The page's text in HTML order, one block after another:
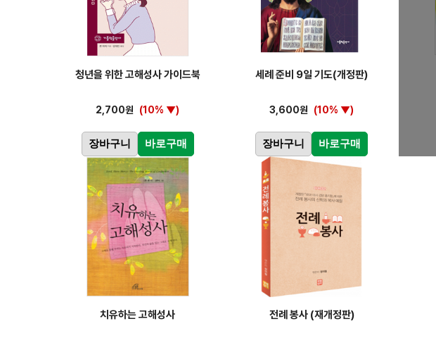
청년을 위한 고해성사 가이드북
2,700원 (10% ▼)
장바구니 바로구매
세례 준비 9일 기도(개정판)
3,600원 (10% ▼)
장바구니 바로구매
치유하는 고해성사 전례 봉사 (재개정판)